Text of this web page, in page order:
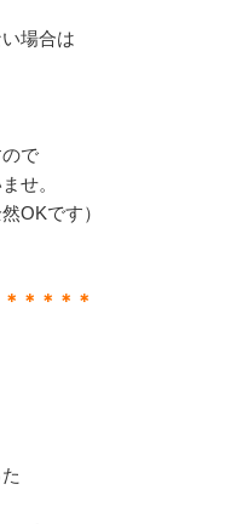
場合は
で
せ。
OKです）
＊＊＊＊